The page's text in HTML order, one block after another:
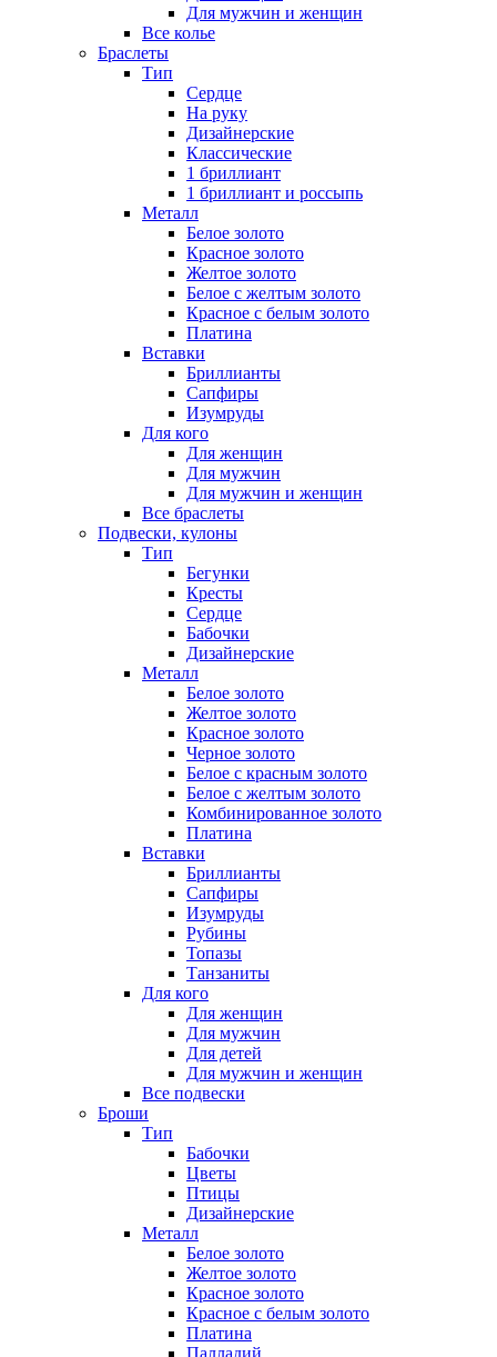
Для мужчин и женщин
Все колье
Браслеты
Тип
Сердце
На руку
Дизайнерские
Классические
1 бриллиант
1 бриллиант и россыпь
Металл
Белое золото
Красное золото
Желтое золото
Белое с желтым золото
Красное с белым золото
Платина
Вставки
Бриллианты
Сапфиры
Изумруды
Для кого
Для женщин
Для мужчин
Для мужчин и женщин
Все браслеты
Подвески, кулоны
Тип
Бегунки
Кресты
Сердце
Бабочки
Дизайнерские
Металл
Белое золото
Желтое золото
Красное золото
Черное золото
Белое с красным золото
Белое с желтым золото
Комбинированное золото
Платина
Вставки
Бриллианты
Сапфиры
Изумруды
Рубины
Топазы
Танзаниты
Для кого
Для женщин
Для мужчин
Для детей
Для мужчин и женщин
Все подвески
Броши
Тип
Бабочки
Цветы
Птицы
Дизайнерские
Металл
Белое золото
Желтое золото
Красное золото
Красное с белым золото
Платина
Палладий